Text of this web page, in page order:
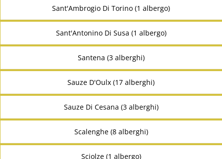
Sant'Ambrogio Di Torino (1 albergo)
Sant'Antonino Di Susa (1 albergo)
Santena (3 alberghi)
Sauze D'Oulx (17 alberghi)
Sauze Di Cesana (3 alberghi)
Scalenghe (8 alberghi)
Sciolze (1 albergo)